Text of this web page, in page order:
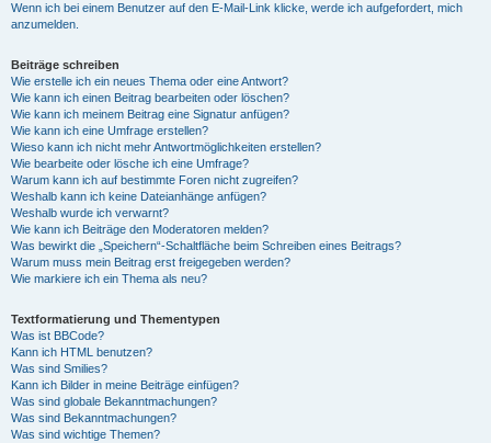
Wenn ich bei einem Benutzer auf den E-Mail-Link klicke, werde ich aufgefordert, mich
anzumelden.
Beiträge schreiben
Wie erstelle ich ein neues Thema oder eine Antwort?
Wie kann ich einen Beitrag bearbeiten oder löschen?
Wie kann ich meinem Beitrag eine Signatur anfügen?
Wie kann ich eine Umfrage erstellen?
Wieso kann ich nicht mehr Antwortmöglichkeiten erstellen?
Wie bearbeite oder lösche ich eine Umfrage?
Warum kann ich auf bestimmte Foren nicht zugreifen?
Weshalb kann ich keine Dateianhänge anfügen?
Weshalb wurde ich verwarnt?
Wie kann ich Beiträge den Moderatoren melden?
Was bewirkt die „Speichern“-Schaltfläche beim Schreiben eines Beitrags?
Warum muss mein Beitrag erst freigegeben werden?
Wie markiere ich ein Thema als neu?
Textformatierung und Thementypen
Was ist BBCode?
Kann ich HTML benutzen?
Was sind Smilies?
Kann ich Bilder in meine Beiträge einfügen?
Was sind globale Bekanntmachungen?
Was sind Bekanntmachungen?
Was sind wichtige Themen?